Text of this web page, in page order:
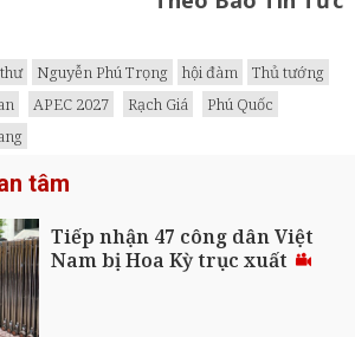
Nguyễn Phú Trọng hội đàm
Thủ tướng
APEC 2027 Rạch Giá
Phú Quốc
tâm
Tiếp nhận 47 công dân Việt
Nam bị Hoa Kỳ trục xuất